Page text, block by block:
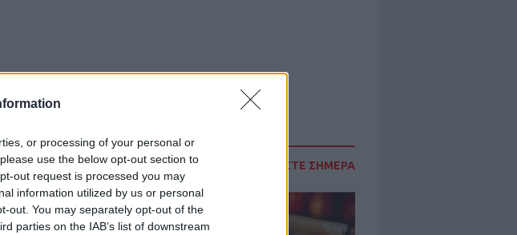
or processing of your personal or
use the below opt-out section to
out request is processed you may
information utilized by us or personal
out. You may separately opt-out of the
parties on the IAB’s list of downstream
ΔΙΑΒΑΣΤΕ ΣΗΜΕΡΑ